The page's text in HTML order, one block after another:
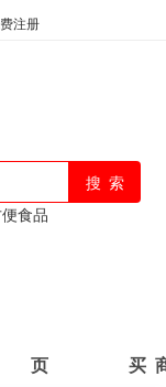
注册
食品
页 买